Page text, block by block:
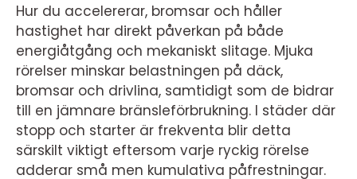
Hur du accelererar, bromsar och håller
hastighet har direkt påverkan på både
energiåtgång och mekaniskt slitage. Mjuka
rörelser minskar belastningen på däck,
bromsar och drivlina, samtidigt som de bidrar
till en jämnare bränsleförbrukning. I städer där
stopp och starter är frekventa blir detta
särskilt viktigt eftersom varje ryckig rörelse
adderar små men kumulativa påfrestningar.